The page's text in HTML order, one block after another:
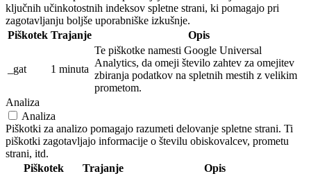
ključnih učinkotostnih indeksov spletne strani, ki pomagajo pri
zagotavljanju boljše uporabniške izkušnje.
Piškotek Trajanje Opis
_gat 1 minuta
Te piškotke namesti Google Universal
Analytics, da omeji število zahtev za omejitev
zbiranja podatkov na spletnih mestih z velikim
prometom.
Analiza
Analiza
Piškotki za analizo pomagajo razumeti delovanje spletne strani. Ti
piškotki zagotavljajo informacije o številu obiskovalcev, prometu
strani, itd.
Piškotek
Trajanje Opis